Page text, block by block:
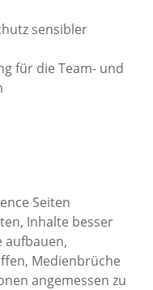
sensibler
für die Team- und
Seiten
Inhalte besser
aufbauen,
Medienbrüche
angemessen zu